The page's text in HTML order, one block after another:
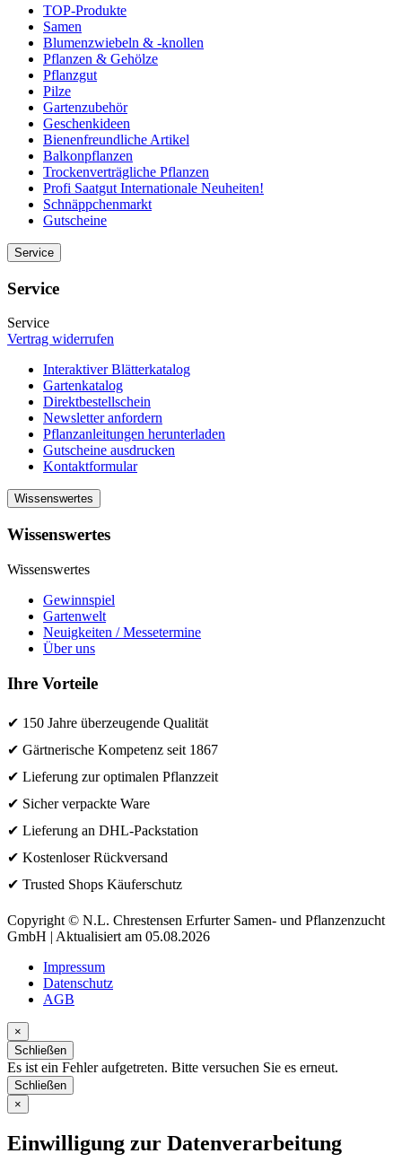
TOP-Produkte
Samen
Blumenzwiebeln & -knollen
Pflanzen & Gehölze
Pflanzgut
Pilze
Gartenzubehör
Geschenkideen
Bienenfreundliche Artikel
Balkonpflanzen
Trockenverträgliche Pflanzen
Profi Saatgut Internationale Neuheiten!
Schnäppchenmarkt
Gutscheine
Service
Service
Service
Vertrag widerrufen
Interaktiver Blätterkatalog
Gartenkatalog
Direktbestellschein
Newsletter anfordern
Pflanzanleitungen herunterladen
Gutscheine ausdrucken
Kontaktformular
Wissenswertes
Wissenswertes
Wissenswertes
Gewinnspiel
Gartenwelt
Neuigkeiten / Messetermine
Über uns
Ihre Vorteile
✔ 150 Jahre überzeugende Qualität
✔ Gärtnerische Kompetenz seit 1867
✔ Lieferung zur optimalen Pflanzzeit
✔ Sicher verpackte Ware
✔ Lieferung an DHL-Packstation
✔ Kostenloser Rückversand
✔ Trusted Shops Käuferschutz
Copyright © N.L. Chrestensen Erfurter Samen- und Pflanzenzucht
GmbH | Aktualisiert am 05.08.2026
Impressum
Datenschutz
AGB
×
Schließen
Es ist ein Fehler aufgetreten. Bitte versuchen Sie es erneut.
Schließen
×
Einwilligung zur Datenverarbeitung